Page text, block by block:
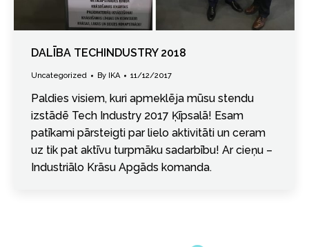
DALĪBA TECHINDUSTRY 2018
Uncategorized By IKA 11/12/2017
Paldies visiem, kuri apmeklēja mūsu stendu
izstādē Tech Industry 2017 Ķīpsalā! Esam
patīkami pārsteigti par lielo aktivitāti un ceram
uz tik pat aktīvu turpmāku sadarbību! Ar cieņu –
Industriālo Krāsu Apgāds komanda.